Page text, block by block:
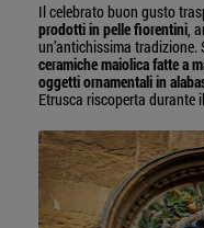
Il celebrato buon gusto
prodotti in pelle fiorentini,
un’antichissima tradizione.
ceramiche maiolica fatte a
oggetti ornamentali in
Etrusca riscoperta durante